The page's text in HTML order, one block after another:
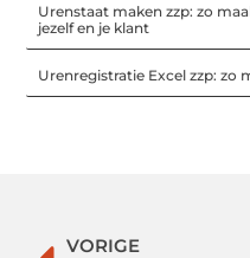
Urenstaat maken zzp: zo
jezelf en je klant
Urenregistratie Excel zzp: zo
VORIGE